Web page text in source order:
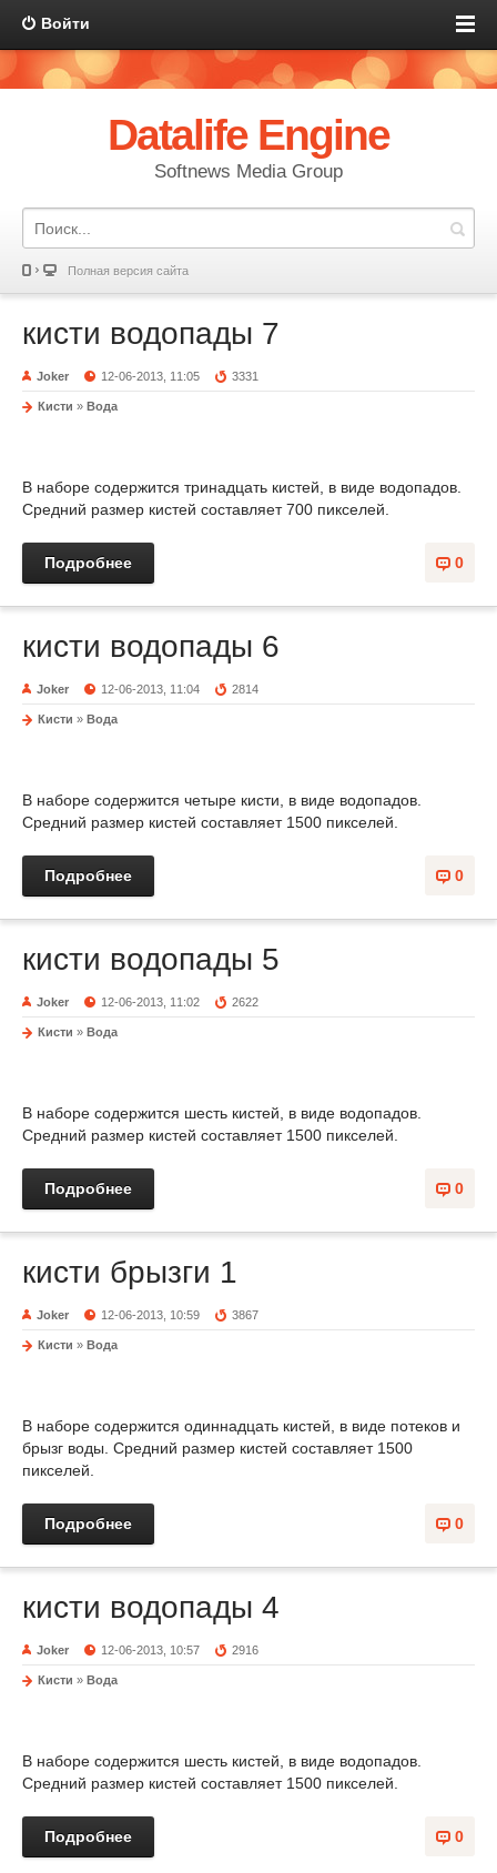
Войти
Datalife Engine
Softnews Media Group
Полная версия сайта
кисти водопады 7
Joker 12-06-2013, 11:05 3331
Кисти » Вода
В наборе содержится тринадцать кистей, в виде водопадов.
Средний размер кистей составляет 700 пикселей.
0
Подробнее
кисти водопады 6
Joker 12-06-2013, 11:04 2814
Кисти » Вода
В наборе содержится четыре кисти, в виде водопадов.
Средний размер кистей составляет 1500 пикселей.
0
Подробнее
кисти водопады 5
Joker 12-06-2013, 11:02 2622
Кисти » Вода
В наборе содержится шесть кистей, в виде водопадов.
Средний размер кистей составляет 1500 пикселей.
0
Подробнее
кисти брызги 1
Joker 12-06-2013, 10:59 3867
Кисти » Вода
В наборе содержится одиннадцать кистей, в виде потеков и
брызг воды. Средний размер кистей составляет 1500
пикселей.
0
Подробнее
кисти водопады 4
Joker 12-06-2013, 10:57 2916
Кисти » Вода
В наборе содержится шесть кистей, в виде водопадов.
Средний размер кистей составляет 1500 пикселей.
0
Подробнее